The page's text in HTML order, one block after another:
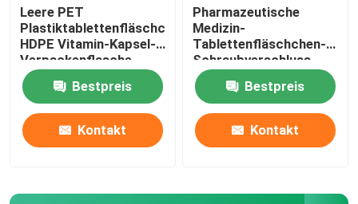
Plastikgewürz-Flaschen
Plastikstau-Flasche
Plastikdesinfizierer-Flasche
Leere PET
Plastiktablettenfläschchen
HDPE Vitamin-Kapsel-
Verpackenflasche
Bestpreis
Kontakt
Pharmazeutische
Medizin-
Tablettenfläschchen-
Schraubverschluss-
Pillen-Behälter
Bestpreis
Kontakt